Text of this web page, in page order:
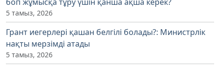
5 тамыз, 2026
Грант иегерлері қашан белгілі болады?: Министрлік
нақты мерзімді атады
5 тамыз, 2026